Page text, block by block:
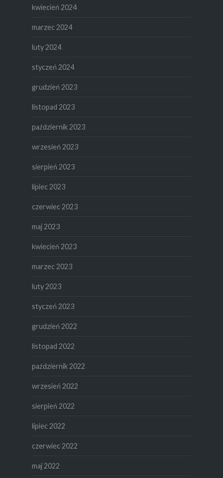
kwiecień 2024
marzec 2024
luty 2024
styczeń 2024
grudzień 2023
listopad 2023
październik 2023
wrzesień 2023
sierpień 2023
lipiec 2023
czerwiec 2023
maj 2023
kwiecień 2023
marzec 2023
luty 2023
styczeń 2023
grudzień 2022
listopad 2022
październik 2022
wrzesień 2022
sierpień 2022
lipiec 2022
czerwiec 2022
maj 2022